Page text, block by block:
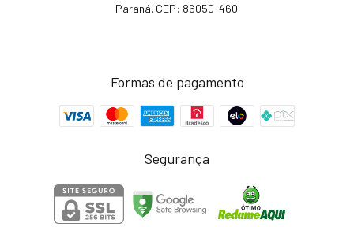
Paraná. CEP: 86050-460
Formas de pagamento
Segurança